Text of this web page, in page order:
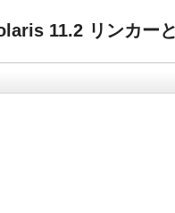
11.2 リンカー